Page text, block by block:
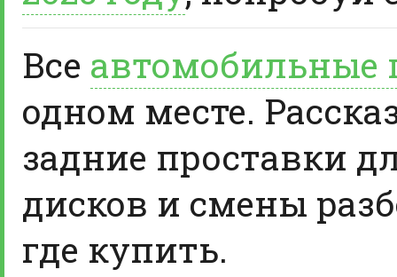
Все автомобильные
одном месте.
задние проставки
дисков и смены
где купить.